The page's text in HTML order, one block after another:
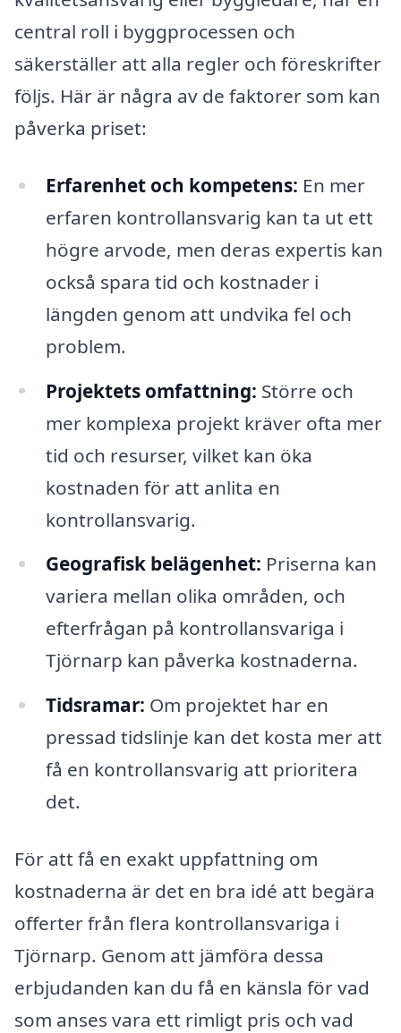
central roll i byggprocessen och
säkerställer att alla regler och föreskrifter
följs. Här är några av de faktorer som kan
påverka priset:
Erfarenhet och kompetens: En mer
erfaren kontrollansvarig kan ta ut ett
högre arvode, men deras expertis kan
också spara tid och kostnader i
längden genom att undvika fel och
problem.
Projektets omfattning: Större och
mer komplexa projekt kräver ofta mer
tid och resurser, vilket kan öka
kostnaden för att anlita en
kontrollansvarig.
Geografisk belägenhet: Priserna kan
variera mellan olika områden, och
efterfrågan på kontrollansvariga i
Tjörnarp kan påverka kostnaderna.
Tidsramar: Om projektet har en
pressad tidslinje kan det kosta mer att
få en kontrollansvarig att prioritera
det.
För att få en exakt uppfattning om
kostnaderna är det en bra idé att begära
offerter från flera kontrollansvariga i
Tjörnarp. Genom att jämföra dessa
erbjudanden kan du få en känsla för vad
som anses vara ett rimligt pris och vad